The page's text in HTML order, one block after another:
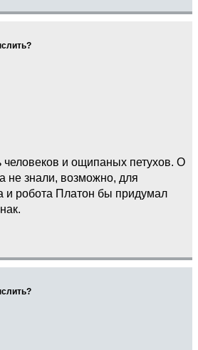
человеков и ощипаных петухов. О
не знали, возможно, для
и робота Платон бы придумал